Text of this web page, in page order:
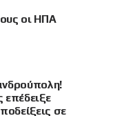
οι ΗΠΑ
σε